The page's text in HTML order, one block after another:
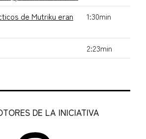
de Mutriku eran
1:30min
2:23min
DE LA INICIATIVA